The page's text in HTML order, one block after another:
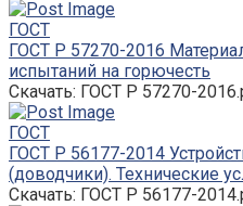
ГОСТ
ГОСТ Р 57270-2016
испытаний на горючесть
Скачать: ГОСТ Р 57270-
ГОСТ
ГОСТ Р 56177-2014
(доводчики). Технические
Скачать: ГОСТ Р 56177-